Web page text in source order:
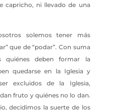
capricho, ni llevado de una
solemos tener más
que de “podar”. Con suma
quiénes deben formar la
quedarse en la Iglesia y
excluidos de la Iglesia,
fruto y quiénes no lo dan.
decidimos la suerte de los